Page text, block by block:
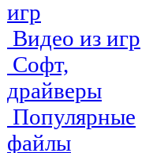
игр
Видео из игр
Софт,
драйверы
Популярные
файлы